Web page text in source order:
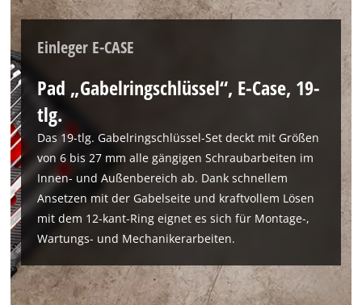
list
of
technologies
used.
Powered
by
Usercentrics
Consent
Management
Platform
Einleger E-CASE
Pad „Gabelringschlüssel“, E-Case, 19-
tlg.
Das 19-tlg. Gabelringschlüssel-Set deckt mit Größen
von 6 bis 27 mm alle gängigen Schraubarbeiten im
Innen- und Außenbereich ab. Dank schnellem
Ansetzen mit der Gabelseite und kraftvollem Lösen
mit dem 12-kant-Ring eignet es sich für Montage-,
Wartungs- und Mechanikerarbeiten.